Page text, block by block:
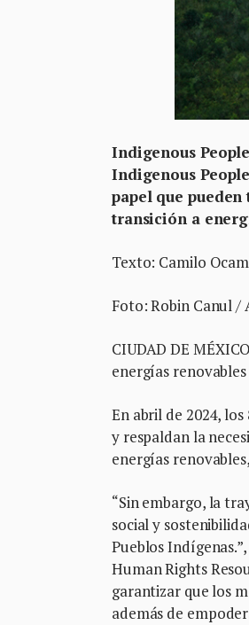
Indigenous
Indigenous
papel que
transición a
Texto: Camilo
Foto: Robin Canul /
CIUDAD DE
energías
En abril de 2024,
y respaldan la
energías
“Sin embargo, la
social y
Pueblos
Human Rights
garantizar que los
además de